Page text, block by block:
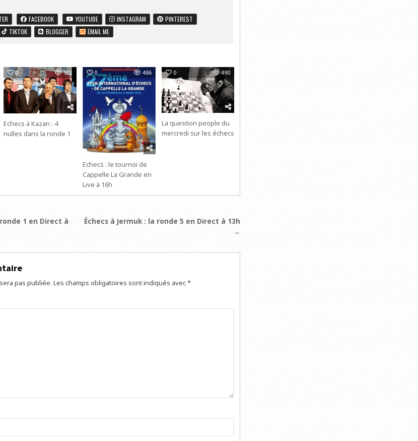
FACEBOOK YOUTUBE INSTAGRAM
PINTEREST
TIKTOK BLOGGER EMAIL ME
0 501
Echecs à Kazan : 4
nulles dans la ronde 1
0 486
Echecs : le tournoi de
Cappelle La Grande en
Live à 16h
0 490
La question people du
mercredi sur les échecs
Échecs à Jermuk : la ronde 5 en Direct à 13h
→
1 en Direct à
pas publiée. Les champs obligatoires sont indiqués avec*